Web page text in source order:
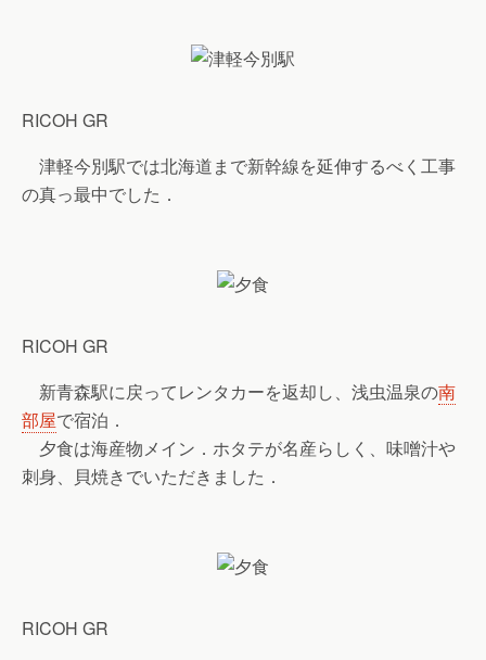
RICOH GR
津軽今別駅では北海道まで新幹線を延伸するべく工事
の真っ最中でした．
RICOH GR
新青森駅に戻ってレンタカーを返却し、浅虫温泉の南
部屋で宿泊．
夕食は海産物メイン．ホタテが名産らしく、味噌汁や
刺身、貝焼きでいただきました．
RICOH GR